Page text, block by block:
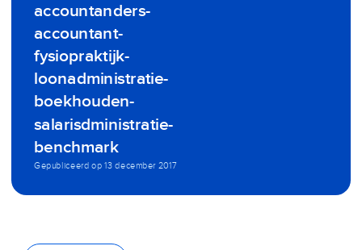
accountanders-
accountant-
fysiopraktijk-
loonadministratie-
boekhouden-
salarisdministratie-
benchmark
Gepubliceerd op 13 december 2017